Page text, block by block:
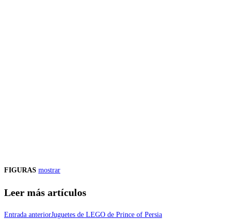
FIGURAS mostrar
Leer más artículos
Entrada anteriorJuguetes de LEGO de Prince of Persia